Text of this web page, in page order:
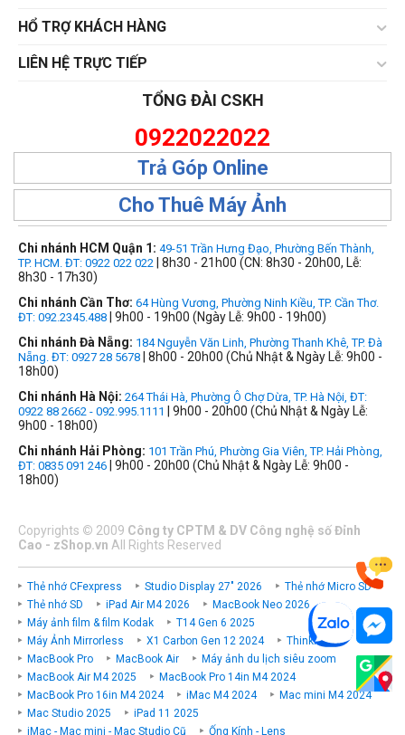
HỔ TRỢ KHÁCH HÀNG
LIÊN HỆ TRỰC TIẾP
TỔNG ĐÀI CSKH
0922022022
Trả Góp Online
Cho Thuê Máy Ảnh
Chi nhánh HCM Quận 1: 49-51 Trần Hưng Đạo, Phường Bến Thành,
TP. HCM. ĐT: 0922 022 022 | 8h30 - 21h00 (CN: 8h30 - 20h00, Lễ:
8h30 - 17h30)
Chi nhánh Cần Thơ: 64 Hùng Vương, Phường Ninh Kiều, TP. Cần Thơ.
ĐT: 092.2345.488 | 9h00 - 19h00 (Ngày Lễ: 9h00 - 19h00)
Chi nhánh Đà Nẵng: 184 Nguyễn Văn Linh, Phường Thanh Khê, TP. Đà
Nẵng. ĐT: 0927 28 5678 | 8h00 - 20h00 (Chủ Nhật & Ngày Lễ: 9h00 -
18h00)
Chi nhánh Hà Nội: 264 Thái Hà, Phường Ô Chợ Dừa, TP. Hà Nội, ĐT:
0922 88 2662 - 092.995.1111
| 9h00 - 20h00 (Chủ Nhật & Ngày Lễ:
9h00 - 18h00)
Chi nhánh Hải Phòng: 101 Trần Phú, Phường Gia Viên, TP. Hải Phòng,
ĐT: 0835 091 246 | 9h00 - 20h00 (Chủ Nhật & Ngày Lễ: 9h00 -
18h00)
Copyrights © 2009 Công ty CPTM & DV Công nghệ số Đỉnh
Cao - zShop.vn All Rights Reserved
Thẻ nhớ CFexpress Studio Display 27" 2026
Thẻ nhớ Micro SD
Thẻ nhớ SD
iPad Air M4 2026
MacBook Neo 2026
Máy ảnh film & film Kodak
T14 Gen 6 2025
Máy Ảnh Mirrorless
X1 Carbon Gen 12 2024
ThinkPad P
MacBook Pro
MacBook Air
Máy ảnh du lịch siêu zoom
MacBook Air M4 2025
MacBook Pro 14in M4 2024
MacBook Pro 16in M4 2024
iMac M4 2024
Mac mini M4 2024
Mac Studio 2025
iPad 11 2025
iMac - Mac mini - Mac Studio Cũ
Ống Kính - Lens